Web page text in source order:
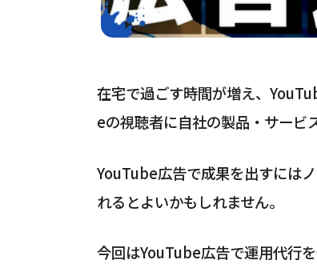
在宅で過ごす時間が増え、
eの視聴者に自社の製品・サービ
YouTube広告で成果を出すには
れるとよいかもしれません。
今回はYouTube広告で運用代行